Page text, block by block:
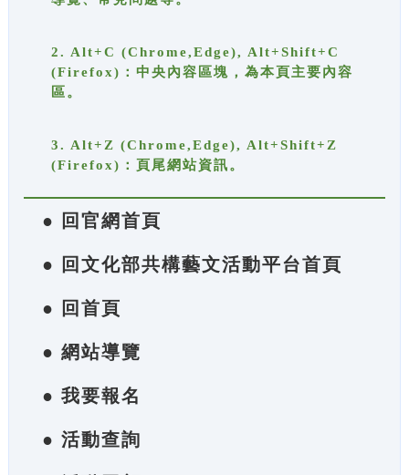
2. Alt+C (Chrome,Edge), Alt+Shift+C
(Firefox)：中央內容區塊，為本頁主要內容
區。
3. Alt+Z (Chrome,Edge), Alt+Shift+Z
(Firefox)：頁尾網站資訊。
● 回官網首頁
● 回文化部共構藝文活動平台首頁
● 回首頁
● 網站導覽
● 我要報名
● 活動查詢